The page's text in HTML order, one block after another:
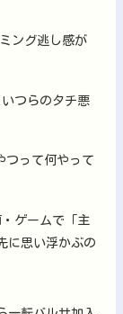
ング逃し感が
つらのタチ悪
つって何やって
ゲームで「主
に思い浮かぶの